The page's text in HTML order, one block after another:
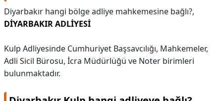
Diyarbakır hangi bölge adliye mahkemesine bağlı?,
DİYARBAKIR ADLİYESİ
Kulp Adliyesinde Cumhuriyet Başsavcılığı, Mahkemeler,
Adli Sicil Bürosu, İcra Müdürlüğü ve Noter birimleri
bulunmaktadır.